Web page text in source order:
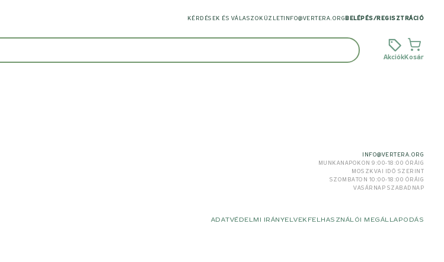
KÉRDÉSEK ÉS VÁLASZOK ÜZLET INFO@VERTERA.ORG BELÉPÉS/ REGISZTRÁCIÓ
AkciókKosár
INFO@VERTERA.ORG
MUNKANAPOKON 9:00-18:00 ÓRÁIG
MOSZKVAI IDŐ SZERINT
SZOMBATON 10:00-18:00 ÓRÁIG
VASÁRNAP SZABADNAP
ADATVÉDELMI IRÁNYELVEK FELHASZNÁLÓI MEGÁLLAPODÁS